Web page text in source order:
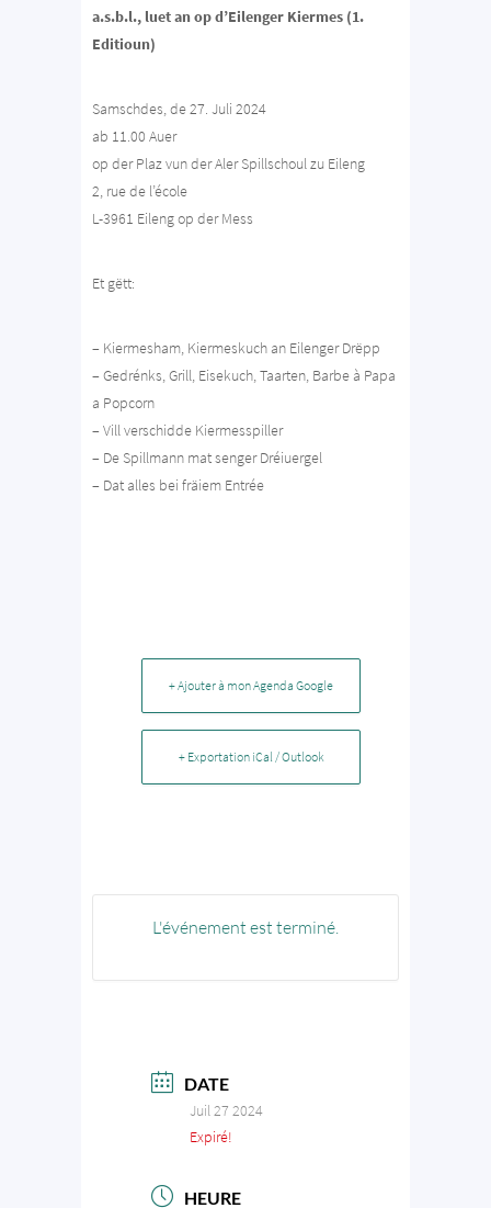
a.s.b.l., luet an op d’Eilenger Kiermes (1.
Editioun)
Samschdes, de 27. Juli 2024
ab 11.00 Auer
op der Plaz vun der Aler Spillschoul zu Eileng
2, rue de l’école
L-3961 Eileng op der Mess
Et gëtt:
– Kiermesham, Kiermeskuch an Eilenger Drëpp
– Gedrénks, Grill, Eisekuch, Taarten, Barbe à Papa
a Popcorn
– Vill verschidde Kiermesspiller
– De Spillmann mat senger Dréiuergel
– Dat alles bei fräiem Entrée
+ Ajouter à mon Agenda Google
+ Exportation iCal / Outlook
L'événement est terminé.
DATE
Juil 27 2024
Expiré!
HEURE